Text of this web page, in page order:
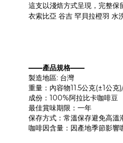
這支以淺焙方式呈現，完整保
衣索比亞 谷吉 罕貝拉橙羽 水
——產品規格——
製造地區: 台灣
重量：內容物11.5公克(±1公克
成份：100%阿拉比卡咖啡豆
最佳賞味期限：一年
保存方式：常溫保存避免高溫
咖啡因含量：因產地季節影